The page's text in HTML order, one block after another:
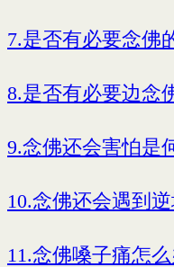
7.是否有必要念佛
8.是否有必要边念
9.念佛还会害怕是
10.念佛还会遇到
11.念佛嗓子痛怎